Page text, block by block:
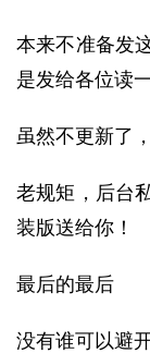
本来不准备发
是发给各位读一
虽然不更新了
老规矩，后台
装版送给你！
最后的最后
没有谁可以避